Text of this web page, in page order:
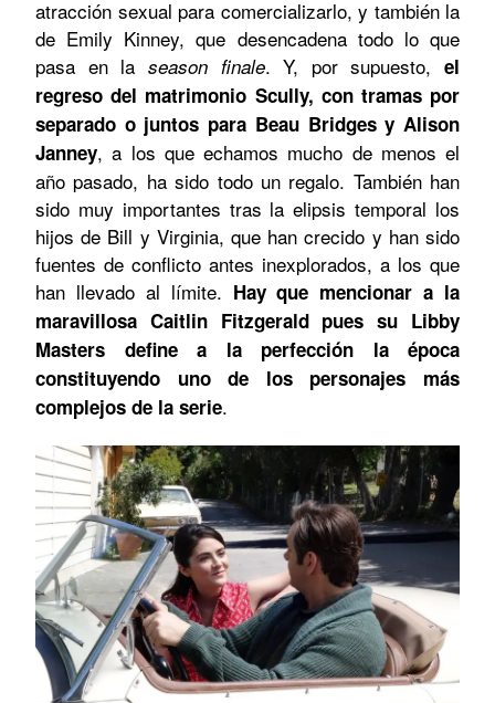
atracción sexual para comercializarlo, y también la
de Emily Kinney, que desencadena todo lo que
pasa en la season finale. Y, por supuesto, el
regreso del matrimonio Scully, con tramas por
separado o juntos para Beau Bridges y Alison
Janney, a los que echamos mucho de menos el
año pasado, ha sido todo un regalo. También han
sido muy importantes tras la elipsis temporal los
hijos de Bill y Virginia, que han crecido y han sido
fuentes de conflicto antes inexplorados, a los que
han llevado al límite. Hay que mencionar a la
maravillosa Caitlin Fitzgerald pues su Libby
Masters define a la perfección la época
constituyendo uno de los personajes más
complejos de la serie.